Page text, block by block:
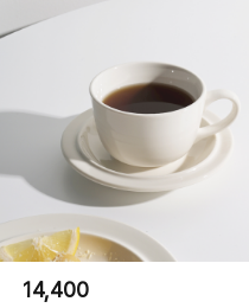
14,400